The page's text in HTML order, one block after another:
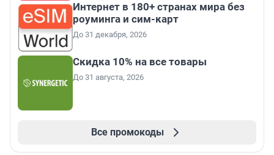
Интернет в 180+ странах мира без
роуминга и сим-карт
До 31 декабря, 2026
Скидка 10% на все товары
До 31 августа, 2026
Все промокоды